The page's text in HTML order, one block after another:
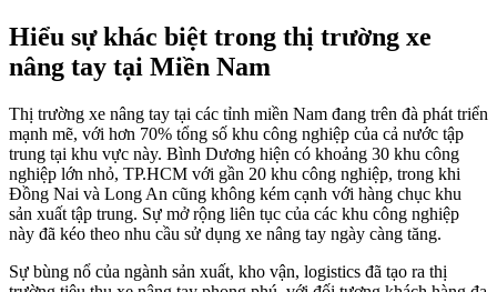
Hiểu sự khác biệt trong thị trường xe
nâng tay tại Miền Nam
Thị trường xe nâng tay tại các tỉnh miền Nam đang trên đà phát triển
mạnh mẽ, với hơn 70% tổng số khu công nghiệp của cả nước tập
trung tại khu vực này. Bình Dương hiện có khoảng 30 khu công
nghiệp lớn nhỏ, TP.HCM với gần 20 khu công nghiệp, trong khi
Đồng Nai và Long An cũng không kém cạnh với hàng chục khu
sản xuất tập trung. Sự mở rộng liên tục của các khu công nghiệp
này đã kéo theo nhu cầu sử dụng xe nâng tay ngày càng tăng.
Sự bùng nổ của ngành sản xuất, kho vận, logistics đã tạo ra thị